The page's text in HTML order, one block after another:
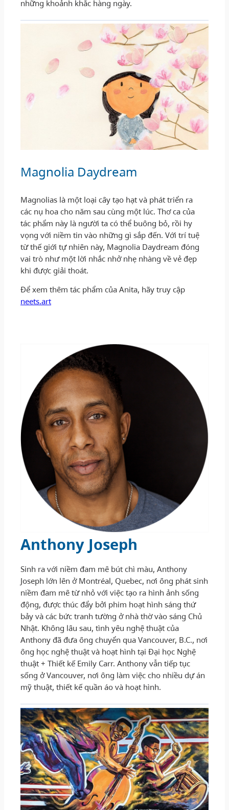
những khoảnh khắc hàng ngày.
Magnolia Daydream
Magnolias là một loại cây tạo hạt và phát triển ra
các nụ hoa cho năm sau cùng một lúc. Thơ ca của
tác phẩm này là người ta có thể buông bỏ, rồi hy
vọng với niềm tin vào những gì sắp đến. Với trí tuệ
từ thế giới tự nhiên này, Magnolia Daydream đóng
vai trò như một lời nhắc nhở nhẹ nhàng về vẻ đẹp
khi được giải thoát.
Để xem thêm tác phẩm của Anita, hãy truy cập
neets.art
Anthony Joseph
Sinh ra với niềm đam mê bút chì màu, Anthony
Joseph lớn lên ở Montréal, Quebec, nơi ông phát sinh
niềm đam mê từ nhỏ với việc tạo ra hình ảnh sống
động, được thúc đẩy bởi phim hoạt hình sáng thứ
bảy và các bức tranh tường ở nhà thờ vào sáng Chủ
Nhật. Không lâu sau, tình yêu nghệ thuật của
Anthony đã đưa ông chuyển qua Vancouver, B.C., nơi
ông học nghệ thuật và hoạt hình tại Đại học Nghệ
thuật + Thiết kế Emily Carr. Anthony vẫn tiếp tục
sống ở Vancouver, nơi ông làm việc cho nhiều dự án
mỹ thuật, thiết kế quần áo và hoạt hình.